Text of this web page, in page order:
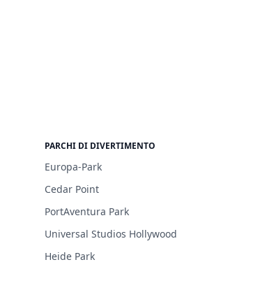
PARCHI DI DIVERTIMENTO
Europa-Park
Cedar Point
PortAventura Park
Universal Studios Hollywood
Heide Park